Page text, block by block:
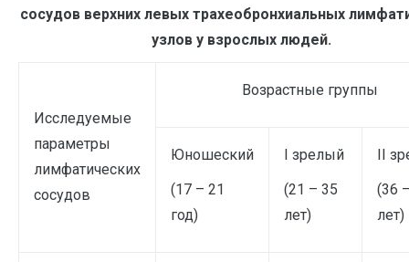
сосудов верхних левых трахеобронхиальных
узлов у взрослых людей.
Исследуемые
параметры
лимфатических
сосудов
Возрастные группы
Юношеский
(17 – 21
год)
I зрелый
(21 – 35
лет)
II
(36
лет)